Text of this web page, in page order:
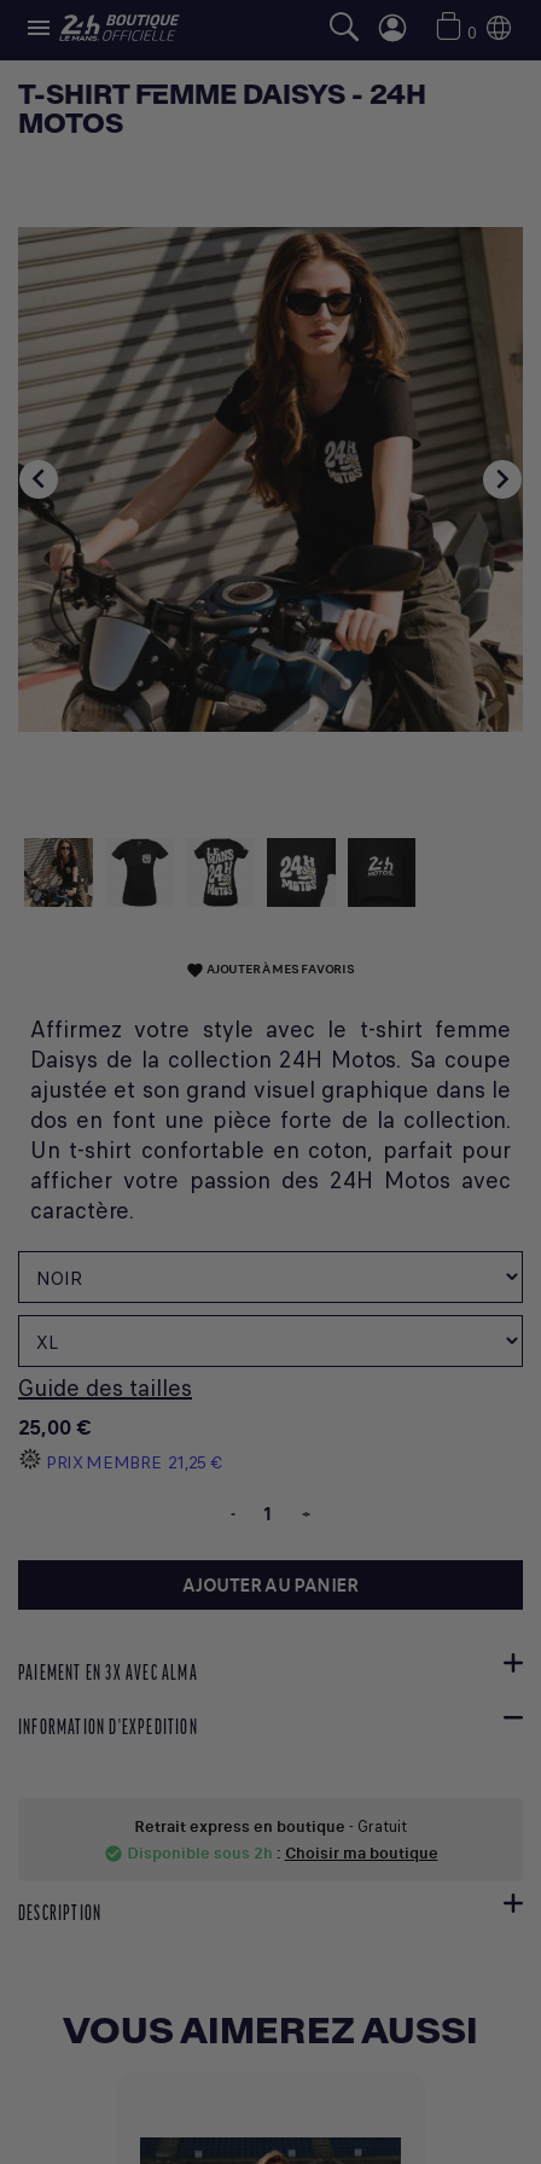
 0
T-SHIRT FEMME DAISYS - 24H
MOTOS
 
favorite AJOUTER À MES FAVORIS
Affirmez votre style avec le t-shirt femme
Daisys de la collection 24H Motos. Sa coupe
ajustée et son grand visuel graphique dans le
dos en font une pièce forte de la collection.
Un t-shirt confortable en coton, parfait pour
afficher votre passion des 24H Motos avec
caractère.
Guide des tailles
25,00 €
PRIX MEMBRE 21,25 €
- +
AJOUTER AU PANIER
PAIEMENT EN 3X AVEC ALMA
INFORMATION D'EXPEDITION
Retrait express en boutique - Gratuit
check_circle Disponible sous 2h : Choisir ma boutique
DESCRIPTION
VOUS AIMEREZ AUSSI